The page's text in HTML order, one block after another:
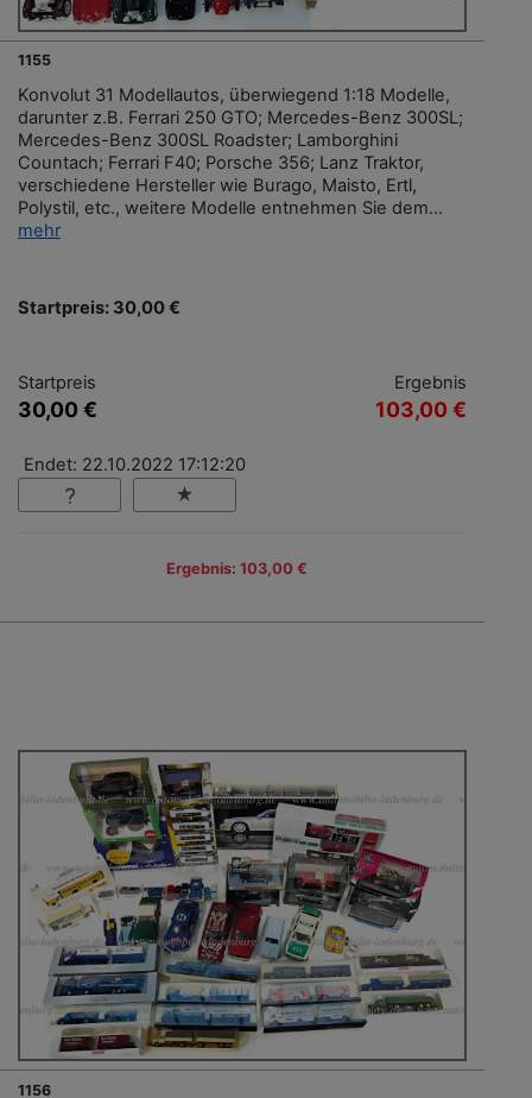
1155
Konvolut 31 Modellautos, überwiegend 1:18 Modelle,
darunter z.B. Ferrari 250 GTO; Mercedes-Benz 300SL;
Mercedes-Benz 300SL Roadster; Lamborghini
Countach; Ferrari F40; Porsche 356; Lanz Traktor,
verschiedene Hersteller wie Burago, Maisto, Ertl,
Polystil, etc., weitere Modelle entnehmen Sie dem...
mehr
Startpreis: 30,00 €
Startpreis
30,00 €
Ergebnis
103,00 €
Endet: 22.10.2022 17:12:20
Ergebnis: 103,00 €
1156